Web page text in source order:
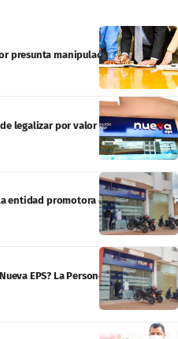
presunta manipulación financiera
legalizar por valor de $15,3 billones
entidad promotora con más
EPS? La Personería de Zipaquirá